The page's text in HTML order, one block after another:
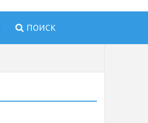
ПОИСК